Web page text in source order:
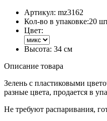
Артикул: mz3162
Кол-во в упаковке:20
Цвет:
Высота: 34 см
Описание товара
Зелень с пластиковыми
разные цвета, продается в
Не требуют распаривания,